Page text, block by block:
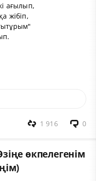
ағылып,
жібіп,
0
1 916
өкпелегенім